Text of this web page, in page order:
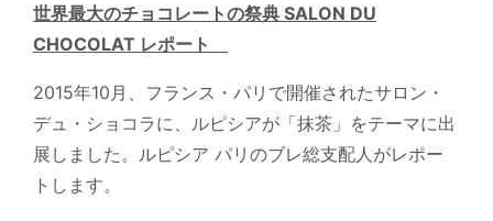
世界最大のチョコレートの祭典 SALON DU
CHOCOLAT レポート
2015年10月、フランス・パリで開催されたサロン・
デュ・ショコラに、ルピシアが「抹茶」をテーマに出
展しました。ルピシア パリのブレ総支配人がレポー
トします。